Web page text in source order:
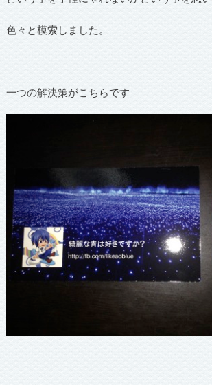
色々と模索しました。
一つの解決策がこちらです